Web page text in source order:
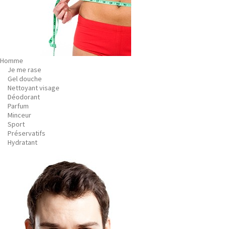
Homme
Je me rase
Gel douche
Nettoyant visage
Déodorant
Parfum
Minceur
Sport
Préservatifs
Hydratant